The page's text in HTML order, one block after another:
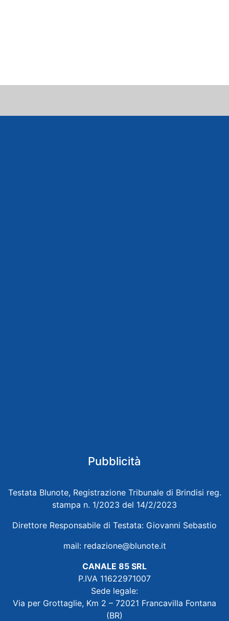
Pubblicità
Testata Blunote, Registrazione Tribunale di Brindisi reg.
stampa n. 1/2023 del 14/2/2023
Direttore Responsabile di Testata: Giovanni Sebastio
mail: redazione@blunote.it
CANALE 85 SRL
P.IVA 11622971007
Sede legale:
Via per Grottaglie, Km 2 – 72021 Francavilla Fontana
(BR)